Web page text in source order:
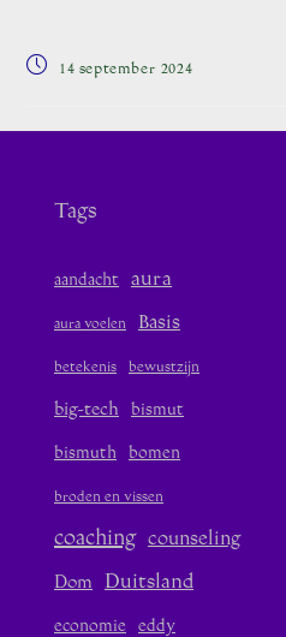
artikelen
Bericht14 september 2024
Tags
aandacht aura
aura voelen Basis
betekenis bewustzijn
big-tech bismut
bismuth bomen
broden en vissen
coaching counseling
Dom Duitsland
economie eddy